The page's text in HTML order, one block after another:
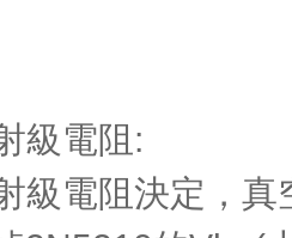
級電阻:
級電阻決定，